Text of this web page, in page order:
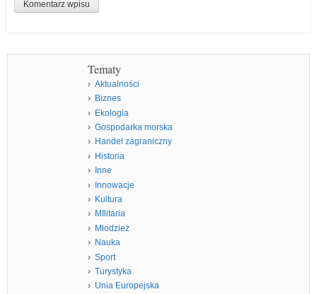
Tematy
Aktualności
Biznes
Ekologia
Gospodarka morska
Handel zagraniczny
Historia
Inne
Innowacje
Kultura
MIlitaria
Młodzież
Nauka
Sport
Turystyka
Unia Europejska